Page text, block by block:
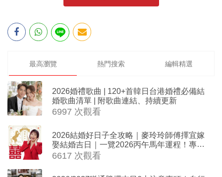
最高瀏覽 熱門搜索 編輯精選
2026婚禮歌曲 | 120+首韓日台港婚禮必備結
婚歌曲清單 | 附歌曲連結、持續更新
6997 次觀看
2026結婚好日子全攻略｜麥玲玲師傅擇宜嫁
娶結婚吉日｜一覽2026丙午馬年運程！專業
擇日結婚+避開沖煞生肖指南
6617 次觀看